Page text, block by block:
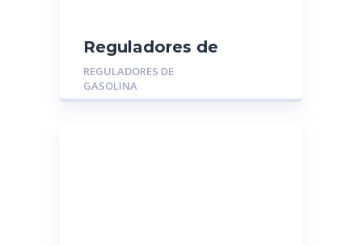
Reguladores de
Gasolina MGR-014116:
TOYOTA YARIS – RAV4
– CAMRY
REGULADORES DE
GASOLINA